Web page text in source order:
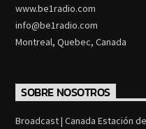
www.be1radio.com
info@be1radio.com
Montreal, Quebec, Canada
SOBRE NOSOTROS
Broadcast | Canada Estación